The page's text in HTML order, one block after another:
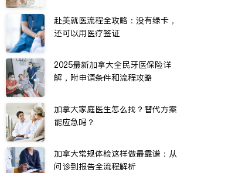
赴美就医流程全攻略：没有绿卡，
还可以用医疗签证
2025最新加拿大全民牙医保险详
解，附申请条件和流程攻略
加拿大家庭医生怎么找？替代方案
能应急吗？
加拿大常规体检这样做最靠谱：从
问诊到报告全流程解析